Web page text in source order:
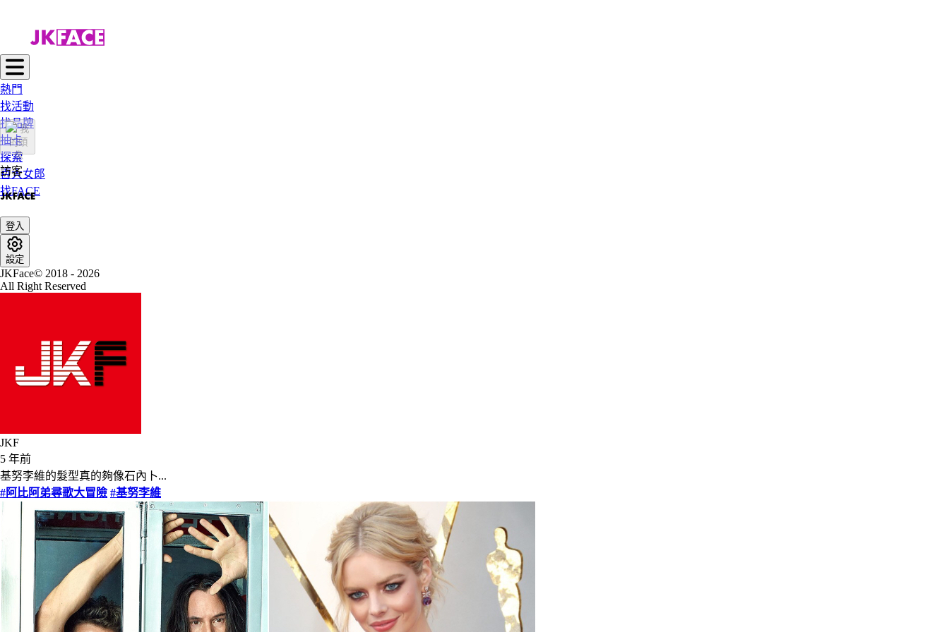
熱門
找活動
找品牌
抽卡
探索
百大女郎
找FACE
訪客
登入
設定
JKFace© 2018 - 2026
All Right Reserved
JKF
5 年前
基努李維的髮型真的夠像石內卜...
#阿比阿弟尋歌大冒險 #基努李維